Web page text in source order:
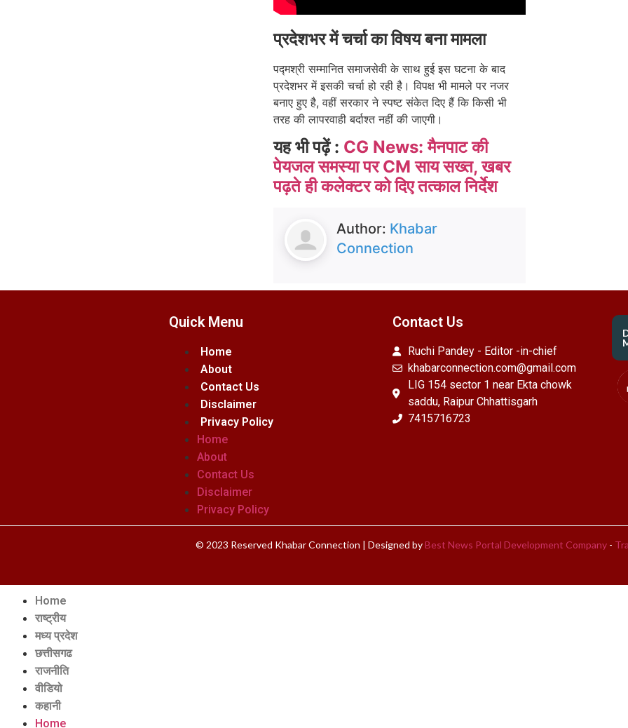
प्रदेशभर में चर्चा का विषय बना मामला
पद्मश्री सम्मानित समाजसेवी के साथ हुई इस घटना के बाद
प्रदेशभर में इसकी चर्चा हो रही है। विपक्ष भी मामले पर नजर
बनाए हुए है, वहीं सरकार ने स्पष्ट संकेत दिए हैं कि किसी भी
तरह की लापरवाही बर्दाश्त नहीं की जाएगी।
यह भी पढ़ें : CG News: मैनपाट की
पेयजल समस्या पर CM साय सख्त, खबर
पढ़ते ही कलेक्टर को दिए तत्काल निर्देश
Author: Khabar
Connection
Quick Menu
Home
About
Contact Us
Disclaimer
Privacy Policy
Home
About
Contact Us
Disclaimer
Privacy Policy
Contact Us
Ruchi Pandey - Editor -in-chief
khabarconnection.com@gmail.com
LIG 154 sector 1 near Ekta chowk
saddu, Raipur Chhattisgarh
7415716723
© 2023 Reserved Khabar Connection | Designed by Best News Portal Development Company-
Home
राष्ट्रीय
मध्य प्रदेश
छत्तीसगढ
राजनीति
वीडियो
कहानी
Home